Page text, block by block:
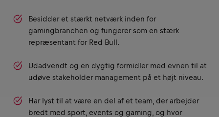
Besidder et stærkt netværk inden for
gamingbranchen og fungerer som en stærk
repræsentant for Red Bull.
Udadvendt og en dygtig formidler med evnen til at
udøve stakeholder management på et højt niveau.
Har lyst til at være en del af et team, der arbejder
bredt med sport, events og gaming, og hvor